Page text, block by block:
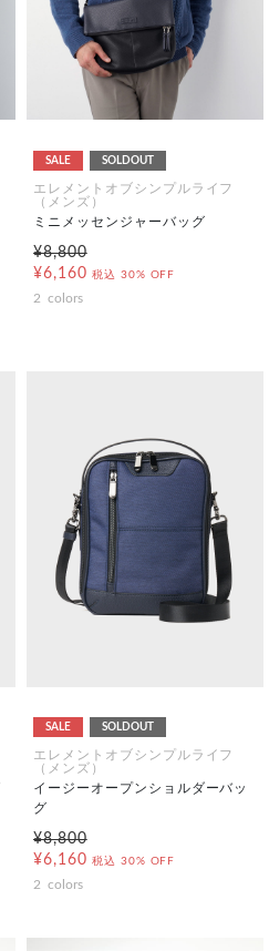
SALE SOLDOUT
エレメントオブシンプルライフ
（メンズ）
ミニメッセンジャーバッグ
¥8,800
¥6,160 税込 30% OFF
2 colors
SALE SOLDOUT
エレメントオブシンプルライフ
（メンズ）
イージーオープンショルダーバッ
グ
¥8,800
¥6,160 税込 30% OFF
2 colors